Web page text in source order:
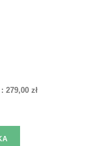
279,00 zł